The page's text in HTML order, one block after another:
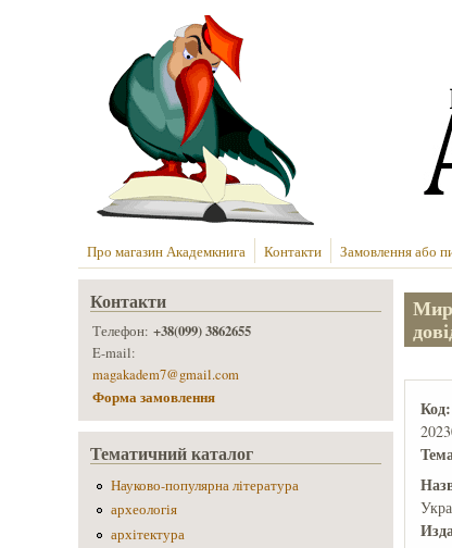
Про магазин Академкнига Контакти Замовлення або
Код:
Контакти
Телефон:+38(099) 3862655
E-mail:
magakadem7@gmail.com
Форма замовлення
Тематичний каталог
Науково-популярна література
археологія
архітектура